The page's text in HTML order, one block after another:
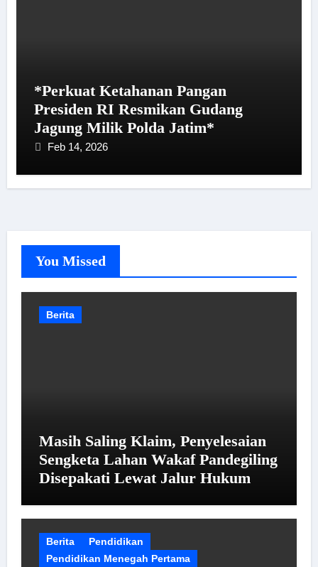
*Perkuat Ketahanan Pangan
Presiden RI Resmikan Gudang
Jagung Milik Polda Jatim*
Feb 14, 2026
You Missed
Berita
Masih Saling Klaim, Penyelesaian
Sengketa Lahan Wakaf Pandegiling
Disepakati Lewat Jalur Hukum
Berita
Pendidikan
Pendidikan Menegah Pertama